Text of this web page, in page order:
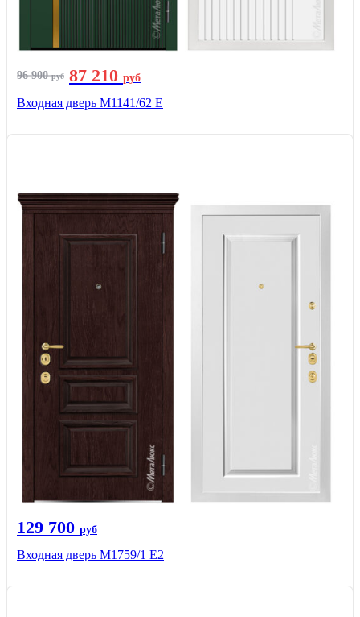
96 900руб 87 210 руб
Входная дверь М1141/62 Е
129 700 руб
Входная дверь М1759/1 Е2